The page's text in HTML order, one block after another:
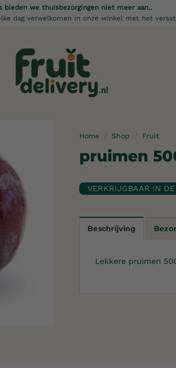
bieden we thuisbezorgingen niet meer aan..
dag verwelkomen in onze winkel met het
Toevoegen
verlanglijst
Home / Shop / Fruit
pruimen
Beschrijving
Lekkere pruimen